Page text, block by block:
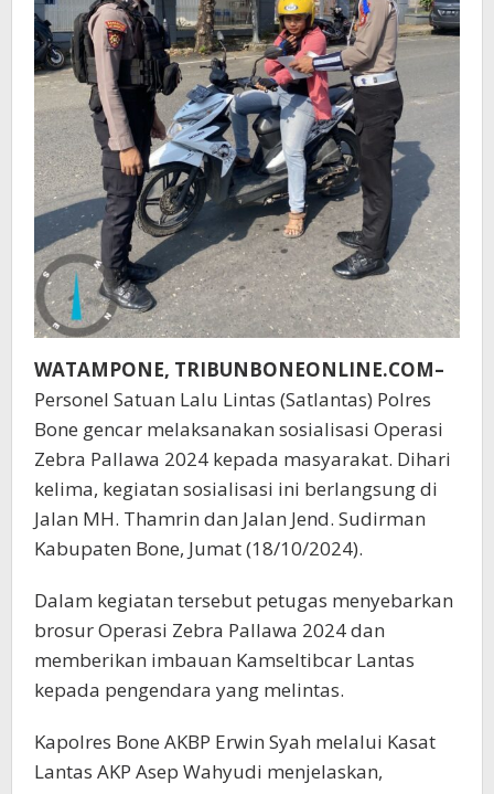
WATAMPONE, TRIBUNBONEONLINE.COM–
Personel Satuan Lalu Lintas (Satlantas) Polres
Bone gencar melaksanakan sosialisasi Operasi
Zebra Pallawa 2024 kepada masyarakat. Dihari
kelima, kegiatan sosialisasi ini berlangsung di
Jalan MH. Thamrin dan Jalan Jend. Sudirman
Kabupaten Bone, Jumat (18/10/2024).
Dalam kegiatan tersebut petugas menyebarkan
brosur Operasi Zebra Pallawa 2024 dan
memberikan imbauan Kamseltibcar Lantas
kepada pengendara yang melintas.
Kapolres Bone AKBP Erwin Syah melalui Kasat
Lantas AKP Asep Wahyudi menjelaskan,